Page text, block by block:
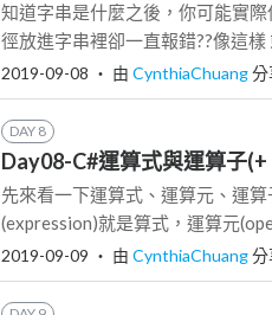
知道字串是什麼之後，你可能實
徑放進字串裡卻一直報錯??像這
2019-09-08 ‧ 由 CynthiaChuang分
DAY 8
Day08-C#運算式與運算子
先來看一下運算式、運算元、運
(expression)就是算式，運算元
2019-09-09 ‧ 由 CynthiaChuang分